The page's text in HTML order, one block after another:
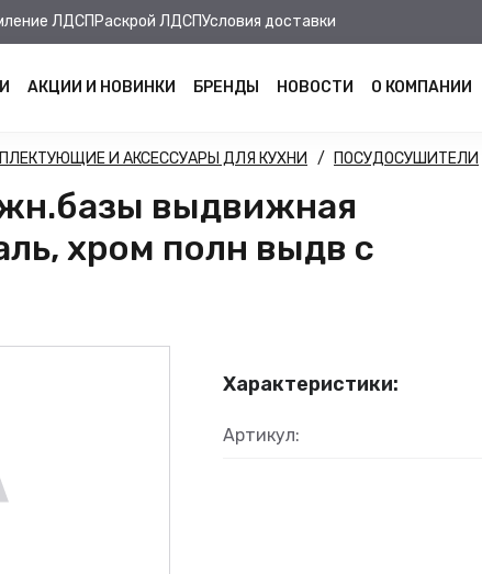
ЛДСП Раскрой ЛДСПУсловия доставки
АКЦИИ И НОВИНКИ БРЕНДЫ НОВОСТИ О КОМПАНИИ
И АКСЕССУАРЫ ДЛЯ КУХНИ ПОСУДОСУШИТЕЛИ
выдвижная
хром полн выдв с
Характеристики:
Артикул: